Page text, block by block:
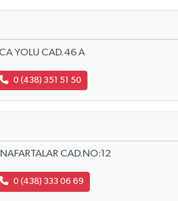
YOLU CAD.46 A
0 (438) 351 51 50
CAD.NO:12
0 (438) 333 06 69